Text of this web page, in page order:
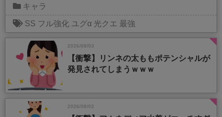
キャラ
SS フル強化 ユグα 光クエ 最強
2026/08/03
【衝撃】リンネの太ももポテンシャルが
発見されてしまうｗｗｗ
2026/08/02